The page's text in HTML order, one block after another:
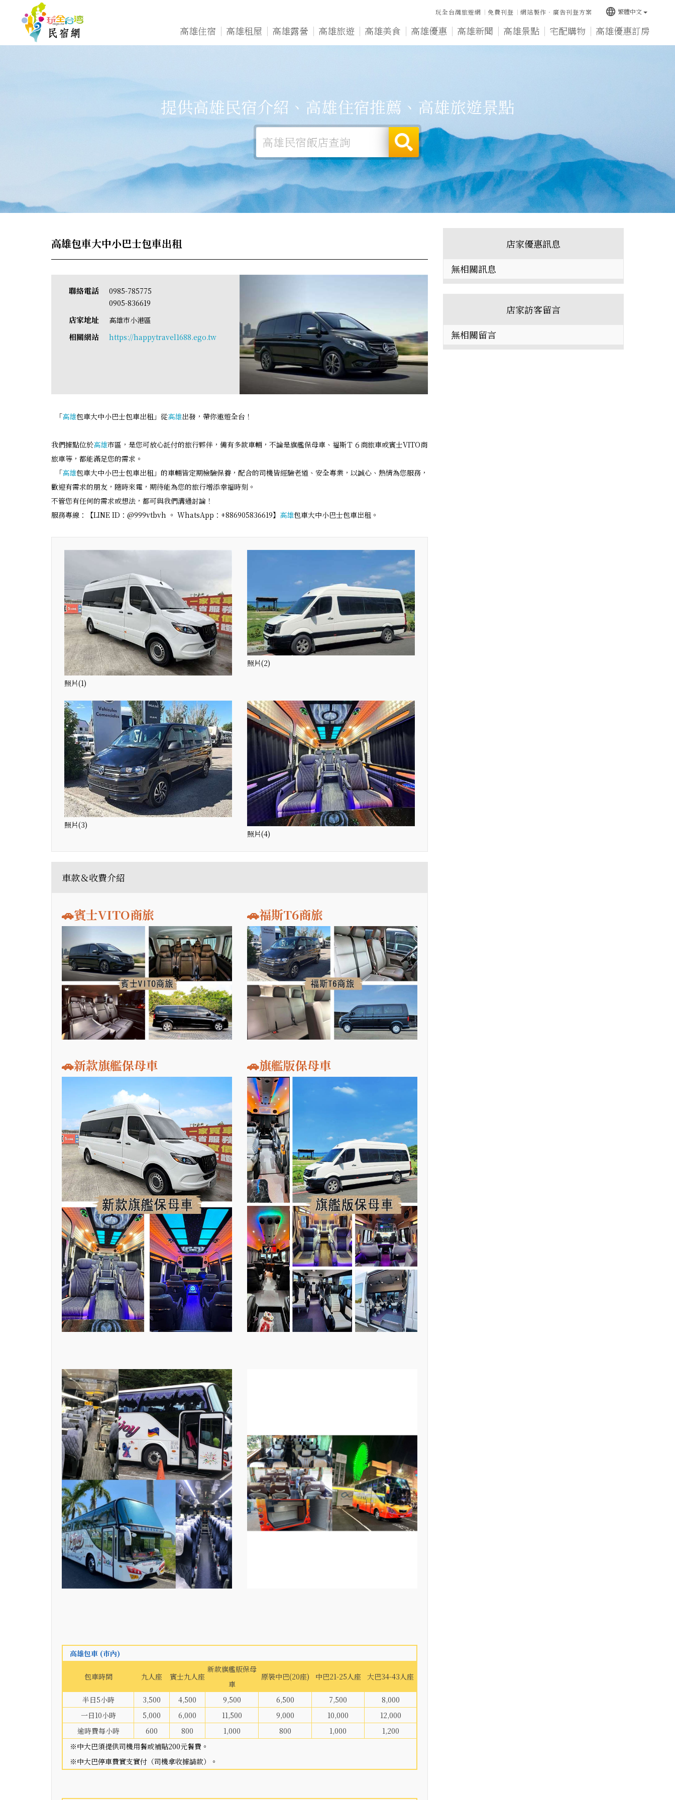
高雄住宿 高雄租屋 高雄露營 高雄旅遊 高雄美食 高雄優惠 高雄新聞 高雄景點 宅配購物 高雄優惠訂房
玩全台灣旅遊網 免費刊登 網站製作‧廣告刊登方案 language 繁體中文
提供高雄民宿介紹、高雄住宿推薦、高雄旅遊景點
高雄包車大中小巴士包車出租
聯絡電話
0985-785775
0905-836619
店家地址 高雄市小港區
相關網站 https://happytravel1688.ego.tw
「高雄包車大中小巴士包車出租」從高雄出發，帶你遨遊全台！
我們據點位於高雄市區，是您可放心託付的旅行夥伴，備有多款車輛，不論是旗艦保母車、福斯Ｔ６商旅車或賓士VITO商
旅車等，都能滿足您的需求。
「高雄包車大中小巴士包車出租」的車輛皆定期檢驗保養，配合的司機皆經驗老道、安全專業，以誠心、熱情為您服務，
歡迎有需求的朋友，隨時來電，期待能為您的旅行增添幸福時刻。
不管您有任何的需求或想法，都可與我們溝通討論！
服務專線：【LINE ID：@999vtbvh 。 WhatsApp：+886905836619】 高雄包車大中小巴士包車出租。
照片(1)
照片(2)
照片(3)
照片(4)
車款＆收費介紹
🚗賓士VITO商旅 🚗福斯T6商旅
🚗新款旗艦保母車 🚗旗艦版保母車
高雄包車 (市內)
包車時間 九人座 賓士九人座
新款旗艦版保母
車
原裝中巴(20座) 中巴21-25人座 大巴34-43人座
半日5小時 3,500 4,500 9,500 6,500 7,500
8,000
一日10小時
5,000 6,000 11,500 9,000 10,000
12,000
逾時費每小時
600 800 1,000 800 1,000
1,200
※中大巴須提供司機用餐或補貼200元餐費。
※中大巴停車費實支實付（司機拿收據請款）。
店家優惠訊息
無相關訊息
店家訪客留言
無相關留言